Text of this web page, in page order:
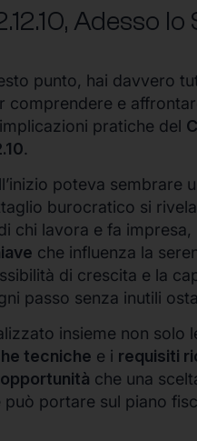
, Adesso lo
punto, hai davvero
comprendere e
pratiche del
.
poteva sembrare
burocratico si
chi lavora e fa impresa,
che influenza la
di crescita e la
passo senza inutili
insieme non solo
tecniche e i requisiti
opportunità che una
può portare sul piano